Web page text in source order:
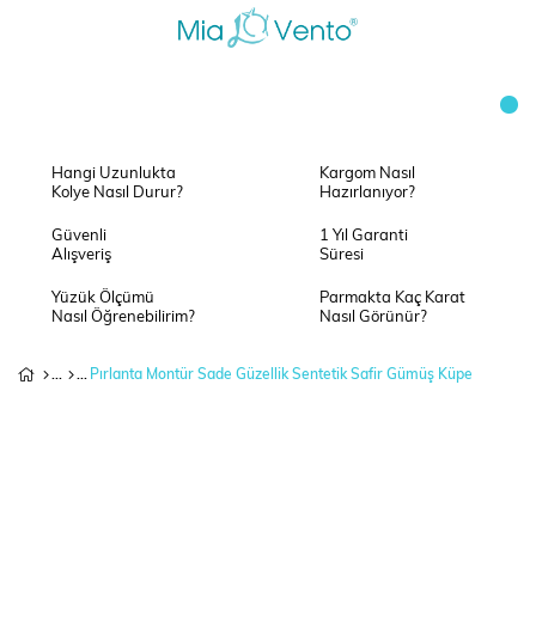
Hangi Uzunlukta
Kolye Nasıl Durur?
Kargom Nasıl
Hazırlanıyor?
Güvenli
Alışveriş
1 Yıl Garanti
Süresi
Yüzük Ölçümü
Nasıl Öğrenebilirim?
Parmakta Kaç Karat
Nasıl Görünür?
Pırlanta Montür Sade Güzellik Sentetik Safir Gümüş Küpe